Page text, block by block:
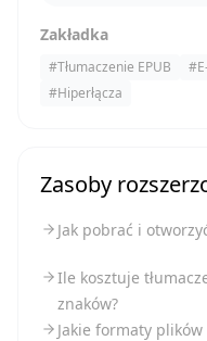
Zakładka
#Tłumaczenie EPUB #
#Hiperłącza
Zasoby
Jak pobrać i
Ile kosztuje
znaków?
Jakie formaty